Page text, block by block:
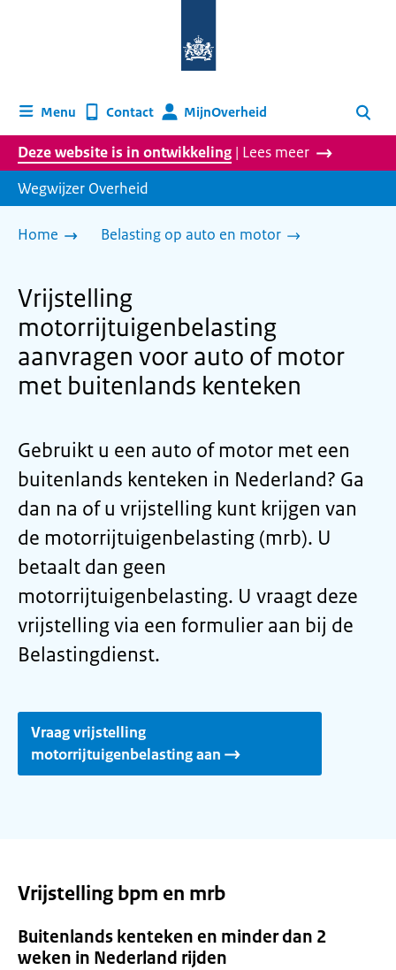
homepage
Menu Contact MijnOverheid Zoeken
Deze website is in ontwikkeling | Lees meer
Wegwijzer Overheid
Home Belasting op auto en motor
Vrijstelling
motorrijtuigenbelasting
aanvragen voor auto of motor
met buitenlands kenteken
Gebruikt u een auto of motor met een
buitenlands kenteken in Nederland? Ga
dan na of u vrijstelling kunt krijgen van
de motorrijtuigenbelasting (mrb). U
betaalt dan geen
motorrijtuigenbelasting. U vraagt deze
vrijstelling via een formulier aan bij de
Belastingdienst.
Vraag vrijstelling
motorrijtuigenbelasting aan
Vrijstelling bpm en mrb
Buitenlands kenteken en minder dan 2
weken in Nederland rijden